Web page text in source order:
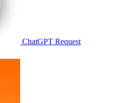
ChatGPT Request